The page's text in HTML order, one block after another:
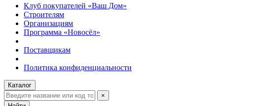
Клуб покупателей «Ваш Дом»
Строителям
Организациям
Программа «Новосёл»
Поставщикам
Политика конфиденциальности
Каталог
×